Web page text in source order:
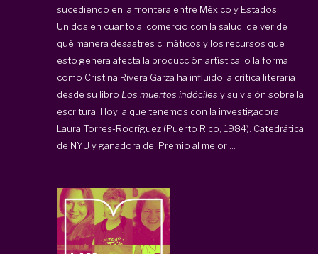
sucediendo en la frontera entre México y Estados
Unidos en cuanto al comercio con la salud, de ver de
qué manera desastres climáticos y los recursos que
esto genera afecta la producción artística, o la forma
como Cristina Rivera Garza ha influido la crítica literaria
desde su libro Los muertos indóciles y su visión sobre la
escritura. Hoy la que tenemos con la investigadora
Laura Torres-Rodríguez (Puerto Rico, 1984). Catedrática
de NYU y ganadora del Premio al mejor ...